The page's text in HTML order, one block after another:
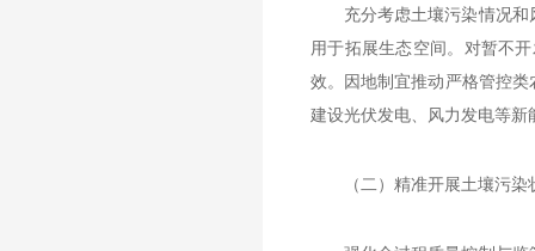
充分考虑土壤污染情况
用于拓展生态空间。对暂不
效。因地制宜推动严格管控
建设光伏发电、风力发电等新
（二）精准开展土壤污